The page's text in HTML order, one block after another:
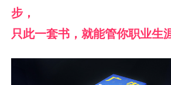
步，
只此一套书，就能管你职业生